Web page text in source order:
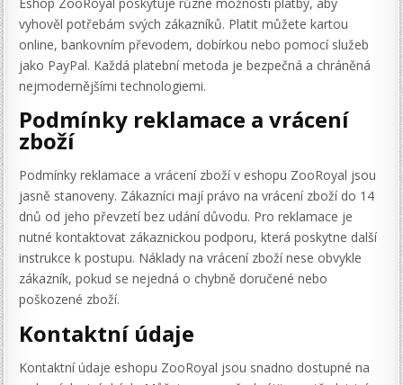
vyhověl potřebám svých zákazníků. Platit můžete kartou
online, bankovním převodem, dobírkou nebo pomocí služeb
jako PayPal. Každá platební metoda je bezpečná a chráněná
nejmodernějšími technologiemi.
Podmínky reklamace a vrácení
zboží
Podmínky reklamace a vrácení zboží v eshopu ZooRoyal jsou
jasně stanoveny. Zákazníci mají právo na vrácení zboží do 14
dnů od jeho převzetí bez udání důvodu. Pro reklamace je
nutné kontaktovat zákaznickou podporu, která poskytne další
instrukce k postupu. Náklady na vrácení zboží nese obvykle
zákazník, pokud se nejedná o chybně doručené nebo
poškozené zboží.
Kontaktní údaje
Kontaktní údaje eshopu ZooRoyal jsou snadno dostupné na